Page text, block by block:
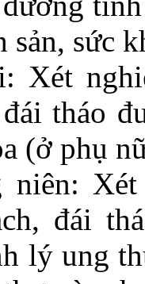
sản, sức
Xét
đái tháo
(ở phụ
Xét
đái
lý ung